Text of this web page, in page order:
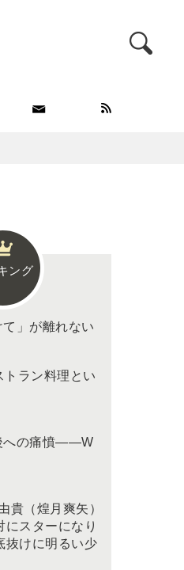
ング
」が離れない
トラン料理とい
への痛憤――W
（煌月爽矢）
スターになり
けに明るい少